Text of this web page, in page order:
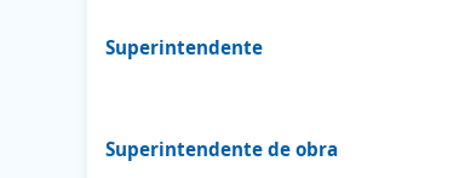
Superintendente
Superintendente de obra